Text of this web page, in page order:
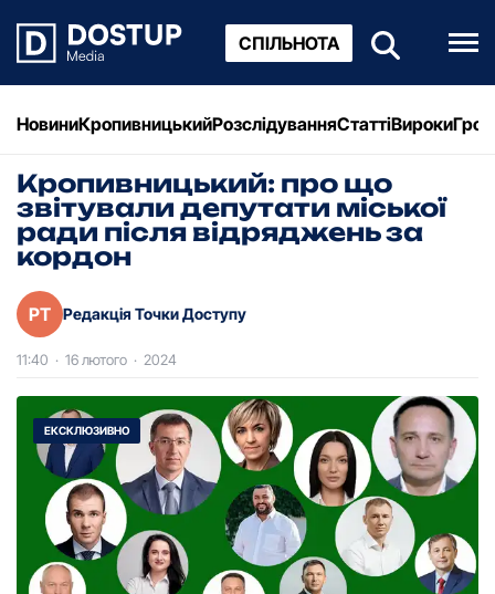
СПІЛЬНОТА
НовиниКропивницькийРозслідуванняСтаттіВироки
Кропивницький: про що
звітували депутати міської
ради після відряджень за
кордон
РТ Редакція Точки Доступу
11:40 · 16 лютого · 2024